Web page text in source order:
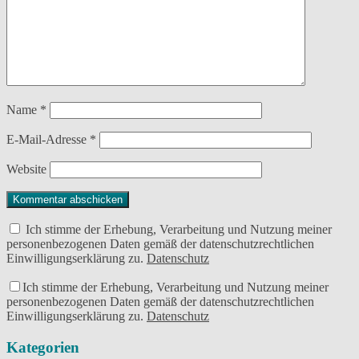
Name *
E-Mail-Adresse *
Website
Ich stimme der Erhebung, Verarbeitung und Nutzung meiner
personenbezogenen Daten gemäß der datenschutzrechtlichen
Einwilligungserklärung zu. Datenschutz
Ich stimme der Erhebung, Verarbeitung und Nutzung meiner
personenbezogenen Daten gemäß der datenschutzrechtlichen
Einwilligungserklärung zu. Datenschutz
Kategorien